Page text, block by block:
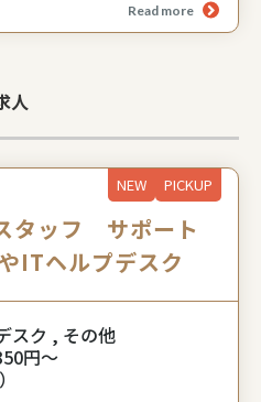
Read more
⼈
NEW PICKUP
タッフ サポート
ITヘルプデスク
事務 , 受付 , ヘルプデスク , その他
円～